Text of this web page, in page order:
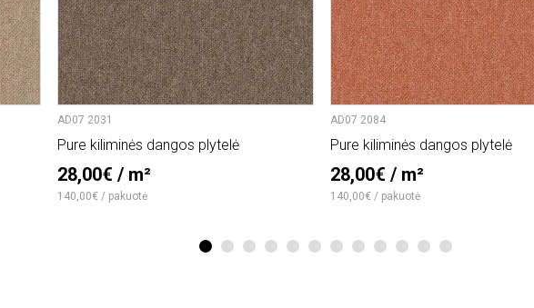
AD07 2031
Pure kiliminės dangos plytelė
28,00€ / m²
140,00€ / pakuotė
AD07 2084
Pure kiliminės dangos plytelė
28,00€ / m²
140,00€ / pakuotė
10 11 12